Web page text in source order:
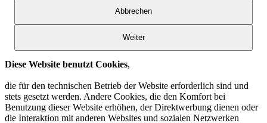
Abbrechen
Weiter
Diese Website benutzt Cookies,
die für den technischen Betrieb der Website erforderlich sind und
stets gesetzt werden. Andere Cookies, die den Komfort bei
Benutzung dieser Website erhöhen, der Direktwerbung dienen oder
die Interaktion mit anderen Websites und sozialen Netzwerken